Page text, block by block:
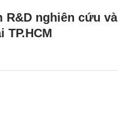
R&D nghiên cứu và
TP.HCM